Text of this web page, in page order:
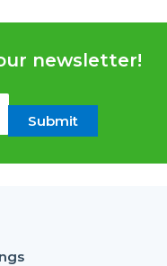
newsletter!
Submit